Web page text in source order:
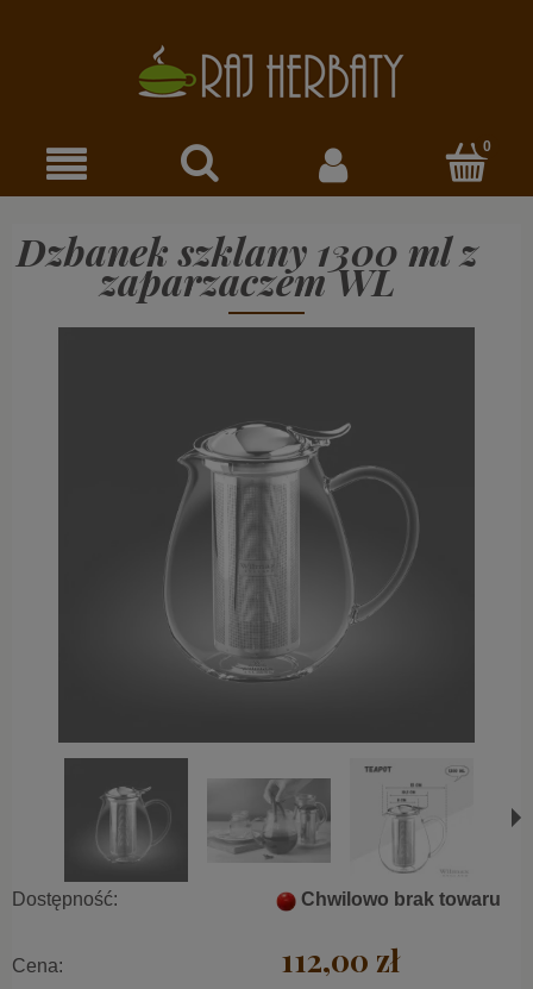
Dzbanek szklany 1300 ml z
zaparzaczem WL
Dostępność: Chwilowo brak towaru
Cena: 112,00 zł